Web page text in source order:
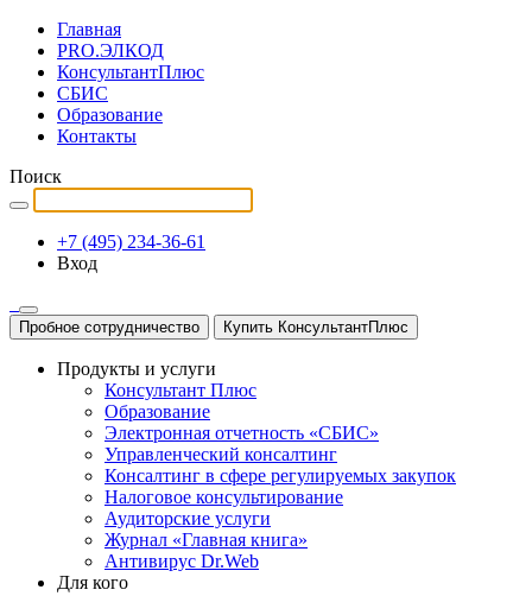
Главная
PRO.ЭЛКОД
КонсультантПлюс
СБИС
Образование
Контакты
Поиск
+7 (495) 234-36-61
Вход
Пробное сотрудничество Купить КонсультантПлюс
Продукты и услуги
Консультант Плюс
Образование
Электронная отчетность «СБИС»
Управленческий консалтинг
Консалтинг в сфере регулируемых закупок
Налоговое консультирование
Аудиторские услуги
Журнал «Главная книга»
Антивирус Dr.Web
Для кого